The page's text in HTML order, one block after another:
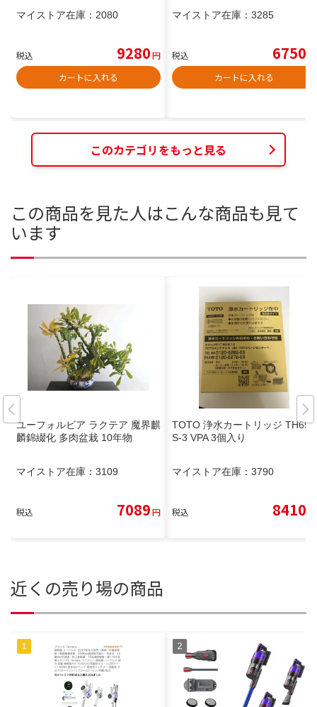
マイストア在庫： 2080
税込 9280円
カートに入れる
マイストア在庫： 3285
税込 6750
カートに入れる
このカテゴリをもっと見る
この商品を見た人はこんな商品も見て
います
ユーフォルビア ラクテア 魔界麒
麟錦綴化 多肉盆栽 10年物
マイストア在庫： 3109
税込 7089円
TOTO 浄水カートリッジ TH658
S-3 VPA 3個入り
マイストア在庫： 3790
税込 8410
近くの売り場の商品